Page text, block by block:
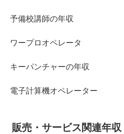
予備校講師の年収
ワープロオペレータ
キーパンチャーの年収
電子計算機オペレーター
販売・サービス関連年収